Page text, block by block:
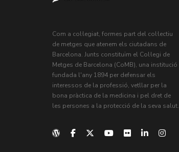
Com a col·legiat, formes part del col·lectiu
de metges que atenem els ciutadans de
Barcelona. Junts constituïm el Col·legi de
Metges de Barcelona (CoMB), una institució
fundada l'any 1894 per defensar els
interessos de la professió, vetllar per la
bona pràctica de la medicina i pel dret de
les persones a la protecció de la seva salut.